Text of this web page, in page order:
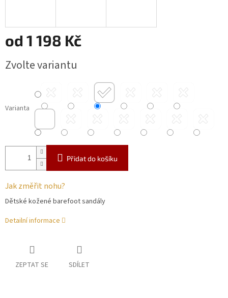
od 1 198 Kč
cena:
Zvolte variantu
Varianta
Přidat do košíku
Jak změřit nohu?
Dětské kožené barefoot sandály
Detailní informace
ZEPTAT SE SDÍLET